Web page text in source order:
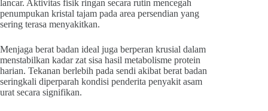
lancar. Aktivitas fisik ringan secara rutin mencegah
penumpukan kristal tajam pada area persendian yang
sering terasa menyakitkan.
Menjaga berat badan ideal juga berperan krusial dalam
menstabilkan kadar zat sisa hasil metabolisme protein
harian. Tekanan berlebih pada sendi akibat berat badan
seringkali diperparah kondisi penderita penyakit asam
urat secara signifikan.